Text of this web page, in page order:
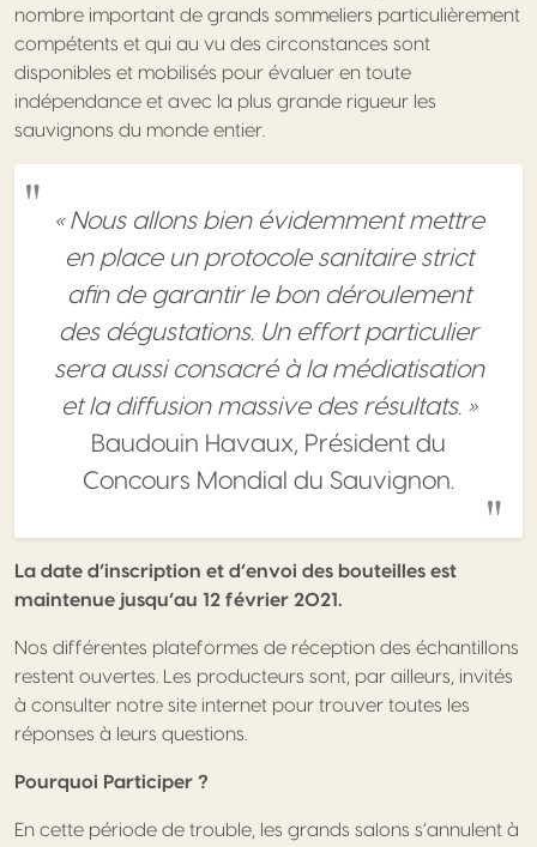
nombre important de grands sommeliers particulièrement
compétents et qui au vu des circonstances sont
disponibles et mobilisés pour évaluer en toute
indépendance et avec la plus grande rigueur les
sauvignons du monde entier.
« Nous allons bien évidemment mettre
en place un protocole sanitaire strict
afin de garantir le bon déroulement
des dégustations. Un effort particulier
sera aussi consacré à la médiatisation
et la diffusion massive des résultats. »
Baudouin Havaux, Président du
Concours Mondial du Sauvignon.
La date d’inscription et d’envoi des bouteilles est
maintenue jusqu’au 12 février 2021.
Nos différentes plateformes de réception des échantillons
restent ouvertes. Les producteurs sont, par ailleurs, invités
à consulter notre site internet pour trouver toutes les
réponses à leurs questions.
Pourquoi Participer ?
En cette période de trouble, les grands salons s’annulent à